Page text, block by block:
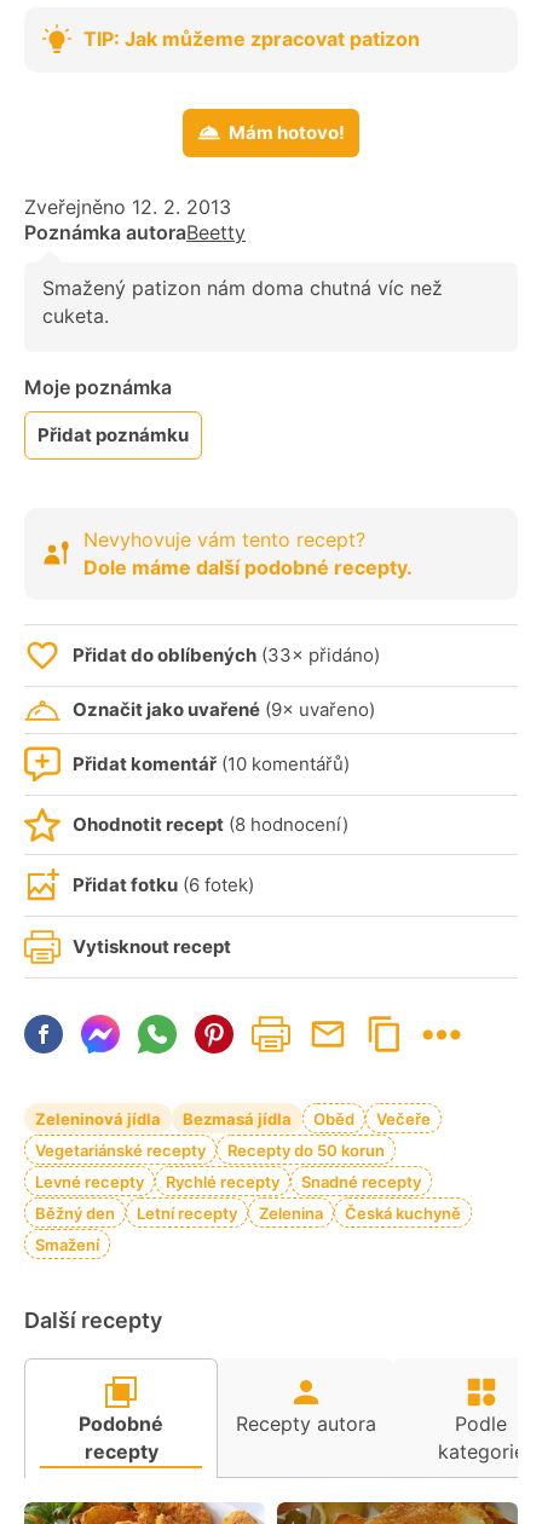
TIP: Jak můžeme zpracovat patizon
Mám hotovo!
Zveřejněno 12. 2. 2013
Poznámka autoraBeetty
Smažený patizon nám doma chutná víc než
cuketa.
Moje poznámka
Přidat poznámku
Nevyhovuje vám tento recept?
Dole máme další podobné recepty.
Přidat do oblíbených (33× přidáno)
Označit jako uvařené (9× uvařeno)
Přidat komentář (10 komentářů)
Ohodnotit recept (8 hodnocení)
Přidat fotku (6 fotek)
Vytisknout recept
Zeleninová jídla Bezmasá jídla Oběd
Večeře
Vegetariánské recepty
Recepty do 50 korun
Levné recepty
Rychlé recepty
Snadné recepty
Běžný den
Letní recepty Zelenina
Česká kuchyně
Smažení
Další recepty
Podobné
recepty
Recepty autora
Podle
kategorie